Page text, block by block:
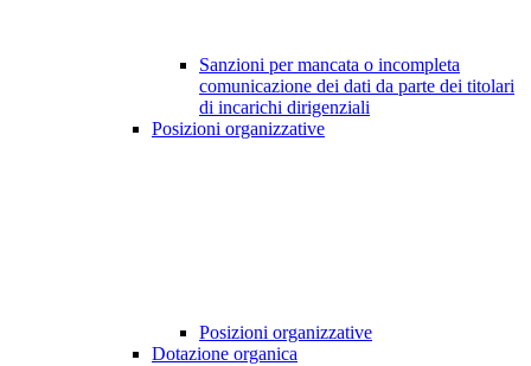
Sanzioni per mancata o incompleta
comunicazione dei dati da parte dei titolari
di incarichi dirigenziali
Posizioni organizzative
Posizioni organizzative
Dotazione organica